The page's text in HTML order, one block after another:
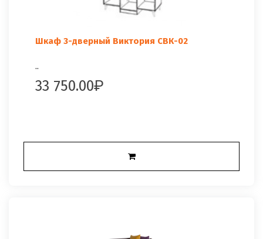
Шкаф 3-дверный Виктория СВК-02
..
33 750.00